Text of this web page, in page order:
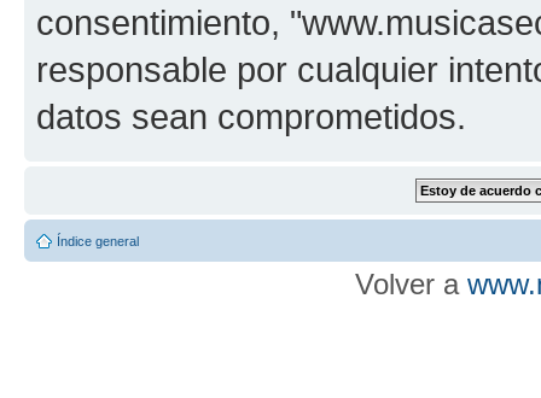
consentimiento,
responsable por cualquier
datos sean comprometidos.
Índice general
Volver a